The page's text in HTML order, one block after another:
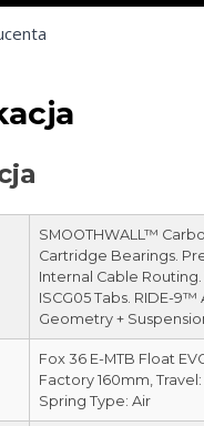
SMOOTHWALL™
Cartridge Bearings.
Internal Cable
ISCG05 Tabs. RIDE-
Geometry +
Fox 36 E-MTB Float
Factory 160mm,
Spring Type: Air